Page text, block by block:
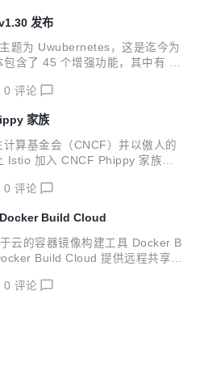
发布
题为 Uwubernetes，这是迄今为
含了 45 个增强功能，其中有 17
0 评论
家族
算基金会（CNCF）并以傲人的
Istio 加入 CNCF Phippy 家族的
0 评论
Build Cloud
云的容器镜像构建工具 Docker B
Build Cloud 提供远程共享缓
间。
0 评论